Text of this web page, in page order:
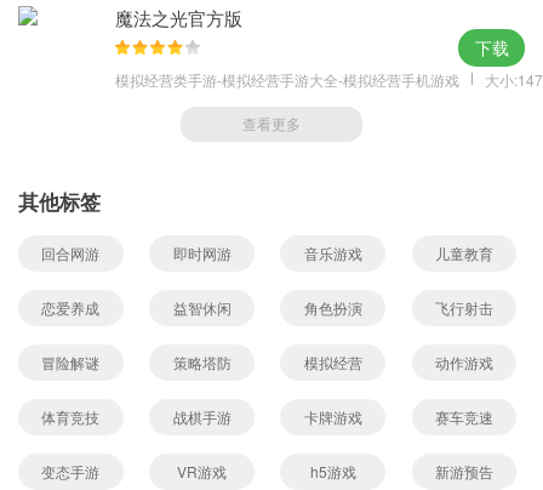
魔法之光官方版
模拟经营类手游-模拟经营手游大全-模拟经营手机游戏 大小
下载
查看更多
其他标签
回合网游 即时网游 音乐游戏 儿童教育
恋爱养成 益智休闲 角色扮演 飞行射击
冒险解谜 策略塔防 模拟经营 动作游戏
体育竞技 战棋手游 卡牌游戏 赛车竞速
变态手游 VR游戏 h5游戏 新游预告